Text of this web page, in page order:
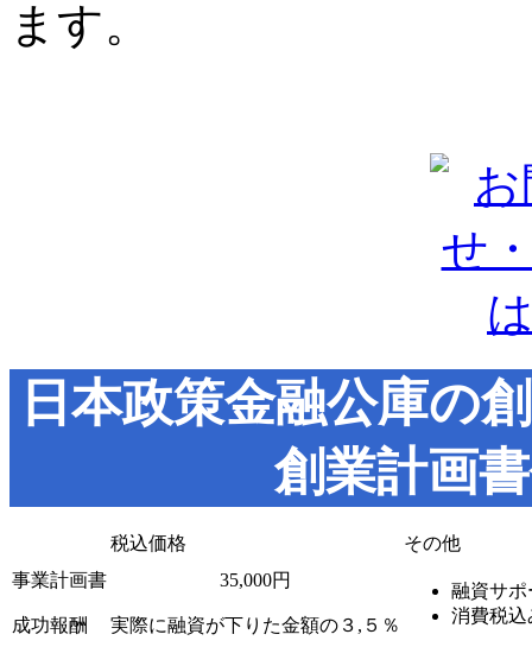
ます。
日本政策金融公庫の
創業計画
税込価格
その他
事業計画書
35,000円
融資サポ
消費税込
成功報酬 実際に融資が下りた金額の３,５％